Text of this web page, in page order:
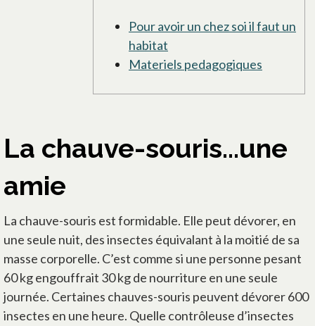
Pour avoir un chez soi il faut un
habitat
Materiels pedagogiques
La chauve-souris...une
amie
La chauve-souris est formidable. Elle peut dévorer, en
une seule nuit, des insectes équivalant à la moitié de sa
masse corporelle. C’est comme si une personne pesant
60 kg engouffrait 30 kg de nourriture en une seule
journée. Certaines chauves-souris peuvent dévorer 600
insectes en une heure. Quelle contrôleuse d’insectes